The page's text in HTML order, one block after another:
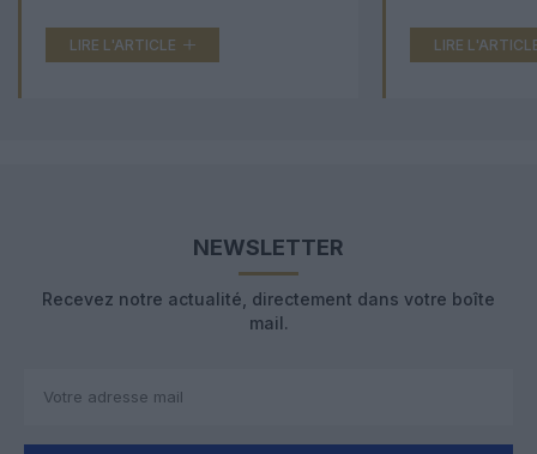
LIRE L'ARTICLE LIRE
NEWSLETTER
Recevez notre actualité, directement dans votre boîte
mail.